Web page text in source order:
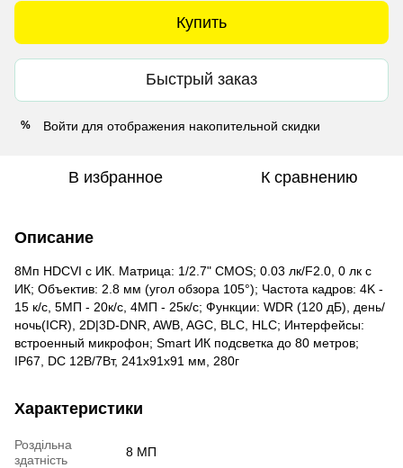
Купить
Быстрый заказ
% Войти для отображения накопительной скидки
В избранное К сравнению
Описание
8Мп HDCVI с ИК. Матрица: 1/2.7" CMOS; 0.03 лк/F2.0, 0 лк с
ИК; Объектив: 2.8 мм (угол обзора 105°); Частота кадров: 4K -
15 к/с, 5МП - 20к/с, 4МП - 25к/с; Функции: WDR (120 дБ), день/
ночь(ICR), 2D|3D-DNR, AWB, AGC, BLC, HLC; Интерфейсы:
встроенный микрофон; Smart ИК подсветка до 80 метров;
IP67, DC 12В/7Вт, 241x91x91 мм, 280г
Характеристики
Роздільна
здатність
8 МП